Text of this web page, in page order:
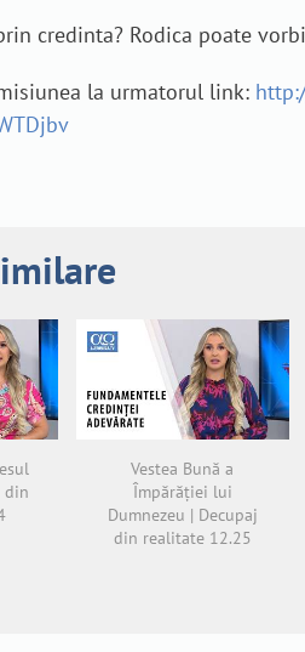
credinta? Rodica poate
la urmatorul link:
din
Vestea Bună a
Împărăției lui
Dumnezeu | Decupaj
din realitate 12.25